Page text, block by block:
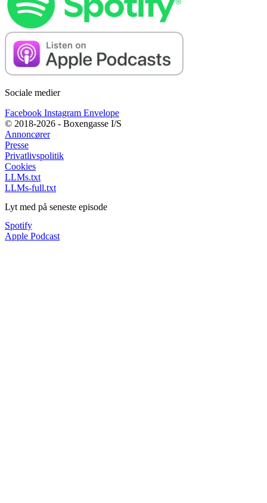
Sociale medier
Facebook Instagram Envelope
© 2018-2026 - Boxengasse I/S
Annoncører
Presse
Privatlivspolitik
Cookies
LLMs.txt
LLMs-full.txt
Lyt med på seneste episode
Spotify
Apple Podcast